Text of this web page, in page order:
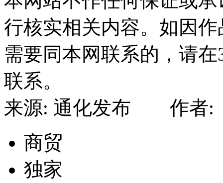
行核实相关内容。如因
需要同本网联系的，请
联系。
来源: 通化发布 作
商贸
独家